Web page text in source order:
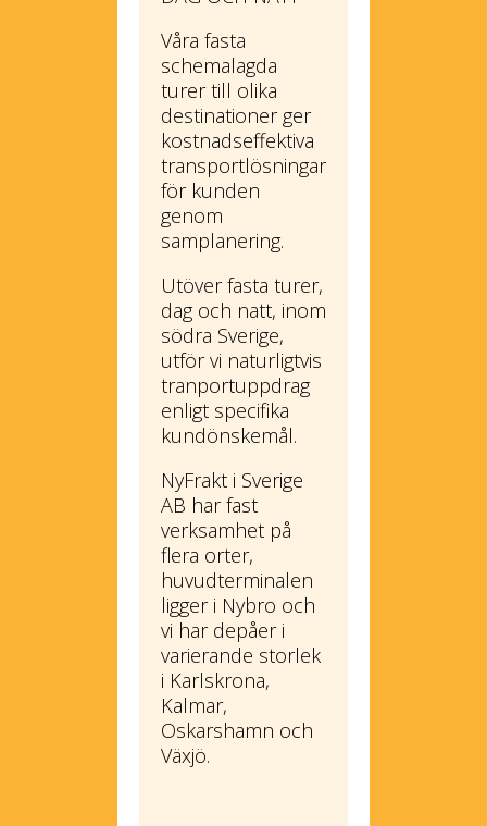
Våra fasta
schemalagda
turer till olika
destinationer ger
kostnadseffektiva
transportlösningar
för kunden
genom
samplanering.
Utöver fasta turer,
dag och natt, inom
södra Sverige,
utför vi naturligtvis
tranportuppdrag
enligt specifika
kundönskemål.
NyFrakt i Sverige
AB har fast
verksamhet på
flera orter,
huvudterminalen
ligger i Nybro och
vi har depåer i
varierande storlek
i Karlskrona,
Kalmar,
Oskarshamn och
Växjö.